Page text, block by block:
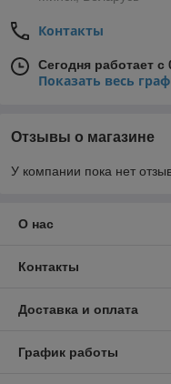
Контакты
Сегодня работает с
Показать весь
Отзывы о магазине
У компании пока нет
О нас
Контакты
Доставка и оплата
График работы